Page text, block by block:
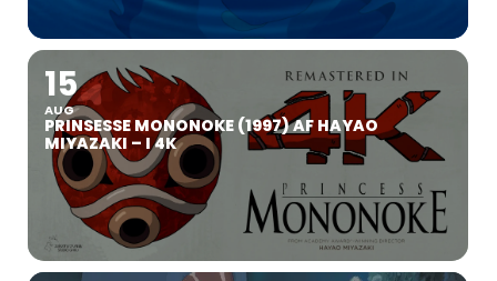
15
AUG
PRINSESSE MONONOKE (1997) AF HAYAO
MIYAZAKI – I 4K